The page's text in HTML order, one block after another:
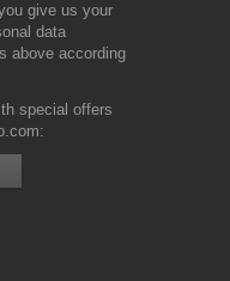
give us your
data
above according
special offers